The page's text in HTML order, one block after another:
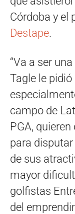
Córdoba y el
Destape.
“Va a ser
Tagle le
campo de
PGA, quieren
para disputar
de sus
mayor
golfistas
del